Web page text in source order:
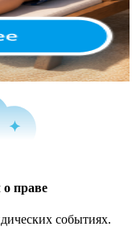
праве
событиях.